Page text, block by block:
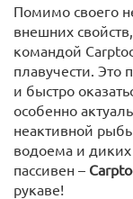
Помимо своего
внешних
командой
плавучести. Это
и быстро
особенно
неактивной
водоема и
пассивен –
рукаве!